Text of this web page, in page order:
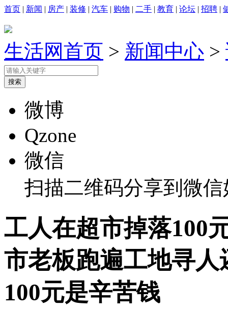
首页 | 新闻 | 房产 | 装修 | 汽车 | 购物 | 二手 | 教育 | 论坛 | 招聘 |
生活网首页 > 新闻中心 >
微博
Qzone
微信
扫描二维码分享到微
工人在超市掉落100
市老板跑遍工地寻
100元是辛苦钱